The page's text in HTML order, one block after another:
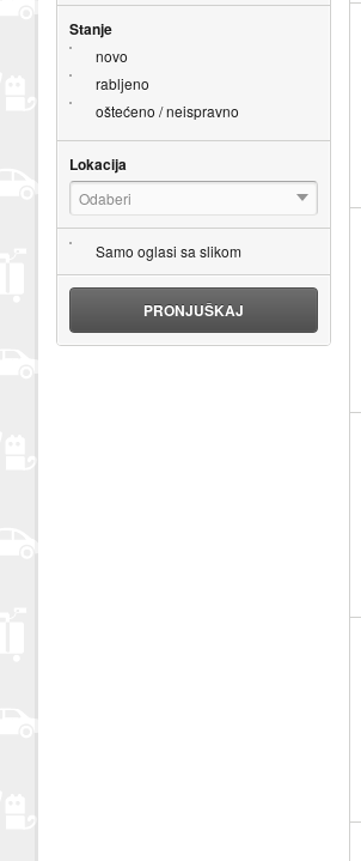
Stanje
novo
rabljeno
oštećeno / neispravno
Lokacija
Odaberi
Samo oglasi sa slikom
PRONJUŠKAJ